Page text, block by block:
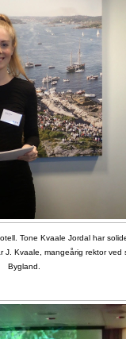
Tone Kvaale Jordal har
J. Kvaale, mangeårig rektor ved
Bygland.